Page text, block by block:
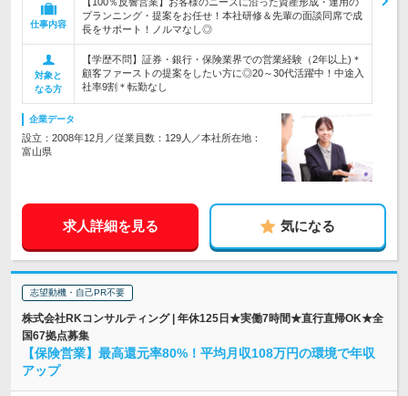
仕事内容
プランニング・提案をお任せ！本社研修＆先輩の面談同席で成
長をサポート！ノルマなし◎
対象と
なる方
【学歴不問】証券・銀行・保険業界での営業経験（2年以上)＊
顧客ファーストの提案をしたい方に◎20～30代活躍中！中途入
社率9割＊転勤なし
企業データ
設立：2008年12月／従業員数：129人／本社所在地：
富山県
求人詳細を見る 気になる
志望動機・自己PR不要
株式会社RKコンサルティング | 年休125日★実働7時間★直行直帰OK★全
国67拠点募集
【保険営業】最高還元率80%！平均月収108万円の環境で年収
アップ